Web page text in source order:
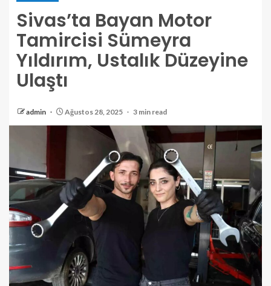
Sivas’ta Bayan Motor
Tamircisi Sümeyra
Yıldırım, Ustalık Düzeyine
Ulaştı
admin Ağustos 28, 2025 3 min read